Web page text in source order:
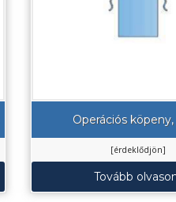
Operációs
[érdeklődjön]
Tovább